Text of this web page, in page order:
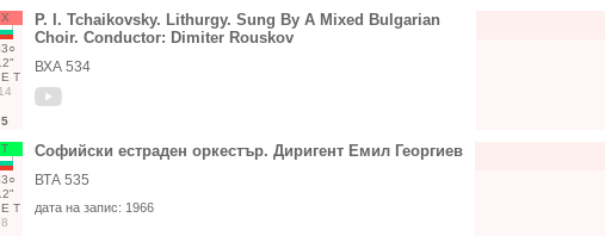
Х
Е Т
14
5
P. I. Tchaikovsky. Lithurgy. Sung By A Mixed Bulgarian
Choir. Conductor: Dimiter Rouskov
ВХА 534
Т
Е Т
8
Софийски естраден оркестър. Диригент Емил Георгиев
ВТА 535
дата на запис: 1966